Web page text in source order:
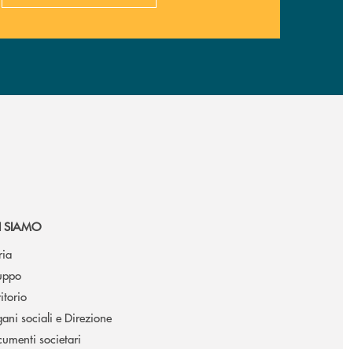
SIAMO
sociali e Direzione
societari